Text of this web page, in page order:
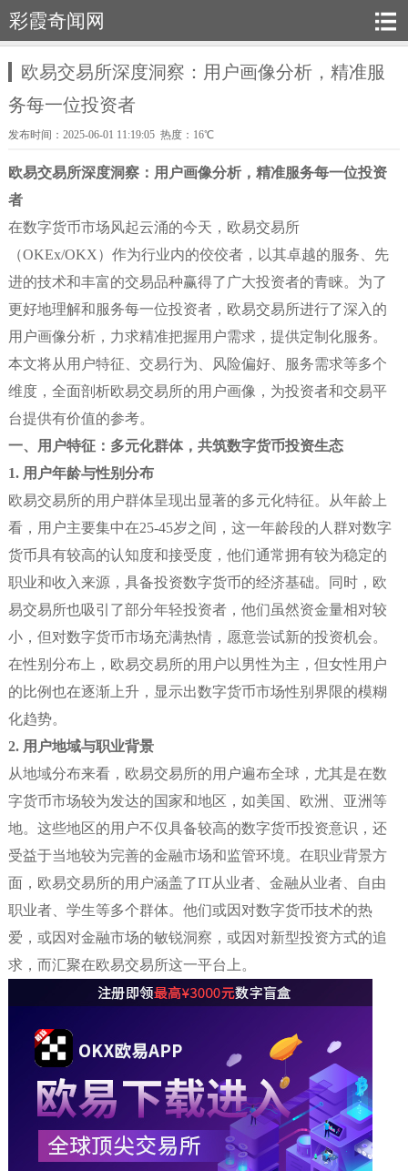
彩霞奇闻网
欧易交易所深度洞察：用户画像分析，精准服
务每一位投资者
发布时间：2025-06-01 11:19:05 热度：16℃
欧易交易所深度洞察：用户画像分析，精准服务每一位投资
者
在数字货币市场风起云涌的今天，欧易交易所
（OKEx/OKX）作为行业内的佼佼者，以其卓越的服务、先
进的技术和丰富的交易品种赢得了广大投资者的青睐。为了
更好地理解和服务每一位投资者，欧易交易所进行了深入的
用户画像分析，力求精准把握用户需求，提供定制化服务。
本文将从用户特征、交易行为、风险偏好、服务需求等多个
维度，全面剖析欧易交易所的用户画像，为投资者和交易平
台提供有价值的参考。
一、用户特征：多元化群体，共筑数字货币投资生态
1. 用户年龄与性别分布
欧易交易所的用户群体呈现出显著的多元化特征。从年龄上
看，用户主要集中在25-45岁之间，这一年龄段的人群对数字
货币具有较高的认知度和接受度，他们通常拥有较为稳定的
职业和收入来源，具备投资数字货币的经济基础。同时，欧
易交易所也吸引了部分年轻投资者，他们虽然资金量相对较
小，但对数字货币市场充满热情，愿意尝试新的投资机会。
在性别分布上，欧易交易所的用户以男性为主，但女性用户
的比例也在逐渐上升，显示出数字货币市场性别界限的模糊
化趋势。
2. 用户地域与职业背景
从地域分布来看，欧易交易所的用户遍布全球，尤其是在数
字货币市场较为发达的国家和地区，如美国、欧洲、亚洲等
地。这些地区的用户不仅具备较高的数字货币投资意识，还
受益于当地较为完善的金融市场和监管环境。在职业背景方
面，欧易交易所的用户涵盖了IT从业者、金融从业者、自由
职业者、学生等多个群体。他们或因对数字货币技术的热
爱，或因对金融市场的敏锐洞察，或因对新型投资方式的追
求，而汇聚在欧易交易所这一平台上。